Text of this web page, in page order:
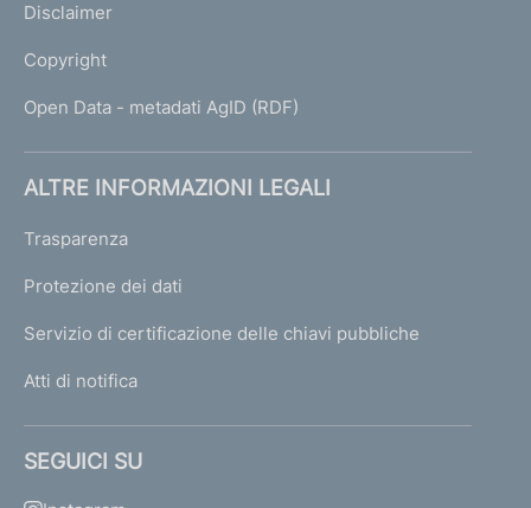
Disclaimer
Copyright
Open Data - metadati AgID (RDF)
ALTRE INFORMAZIONI LEGALI
Trasparenza
Protezione dei dati
Servizio di certificazione delle chiavi pubbliche
Atti di notifica
SEGUICI SU